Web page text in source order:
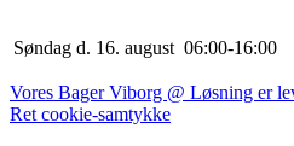
Søndag d. 16. august 06:00-16:00
Vores Bager Viborg @ Løsning er
Ret cookie-samtykke